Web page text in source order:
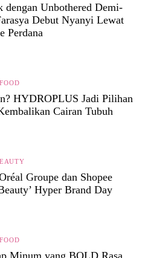
dengan Unbothered Demi-
Debut Nyanyi Lewat
Perdana
FOOD
HYDROPLUS Jadi Pilihan
Cairan Tubuh
Groupe dan Shopee
Hyper Brand Day
FOOD
Minum yang BOLD Rasa